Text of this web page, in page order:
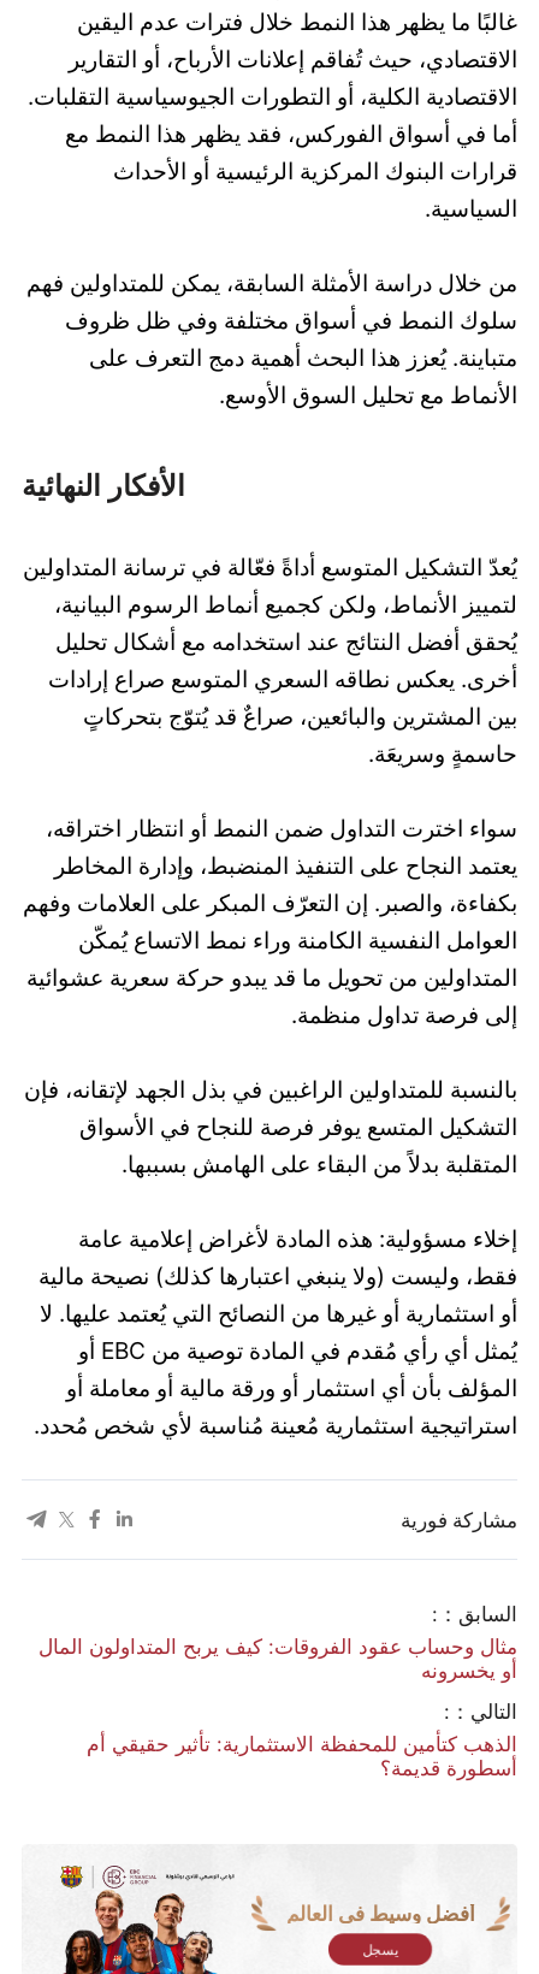
غالبًا ما يظهر هذا النمط خلال فترات عدم اليقين
الاقتصادي، حيث تُفاقم إعلانات الأرباح، أو التقارير
الاقتصادية الكلية، أو التطورات الجيوسياسية التقلبات.
أما في أسواق الفوركس، فقد يظهر هذا النمط مع
قرارات البنوك المركزية الرئيسية أو الأحداث
السياسية.
من خلال دراسة الأمثلة السابقة، يمكن للمتداولين فهم
سلوك النمط في أسواق مختلفة وفي ظل ظروف
متباينة. يُعزز هذا البحث أهمية دمج التعرف على
الأنماط مع تحليل السوق الأوسع.
الأفكار النهائية
يُعدّ التشكيل المتوسع أداةً فعّالة في ترسانة المتداولين
لتمييز الأنماط، ولكن كجميع أنماط الرسوم البيانية،
يُحقق أفضل النتائج عند استخدامه مع أشكال تحليل
أخرى. يعكس نطاقه السعري المتوسع صراع إرادات
بين المشترين والبائعين، صراعٌ قد يُتوّج بتحركاتٍ
حاسمةٍ وسريعَة.
سواء اخترت التداول ضمن النمط أو انتظار اختراقه،
يعتمد النجاح على التنفيذ المنضبط، وإدارة المخاطر
بكفاءة، والصبر. إن التعرّف المبكر على العلامات وفهم
العوامل النفسية الكامنة وراء نمط الاتساع يُمكّن
المتداولين من تحويل ما قد يبدو حركة سعرية عشوائية
إلى فرصة تداول منظمة.
بالنسبة للمتداولين الراغبين في بذل الجهد لإتقانه، فإن
التشكيل المتسع يوفر فرصة للنجاح في الأسواق
المتقلبة بدلاً من البقاء على الهامش بسببها.
إخلاء مسؤولية: هذه المادة لأغراض إعلامية عامة
فقط، وليست (ولا ينبغي اعتبارها كذلك) نصيحة مالية
أو استثمارية أو غيرها من النصائح التي يُعتمد عليها. لا
يُمثل أي رأي مُقدم في المادة توصية من EBC أو
المؤلف بأن أي استثمار أو ورقة مالية أو معاملة أو
استراتيجية استثمارية مُعينة مُناسبة لأي شخص مُحدد.
مشاركة فورية
السابق：:
مثال وحساب عقود الفروقات: كيف يربح المتداولون المال
أو يخسرونه
التالي：:
الذهب كتأمين للمحفظة الاستثمارية: تأثير حقيقي أم
أسطورة قديمة؟
أفضل وسيط في العالم
يسجل